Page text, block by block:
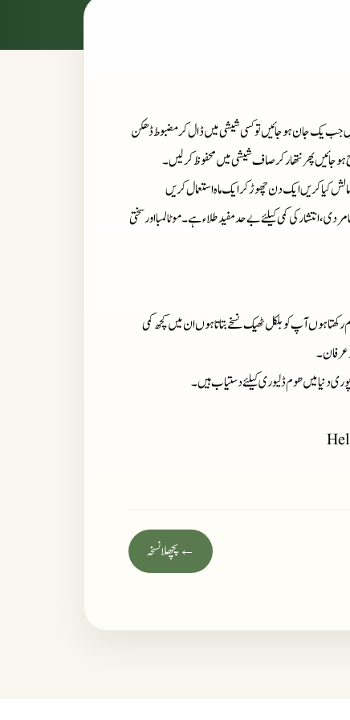
جب یک جان ہوجائیں تو کسی شیشی میں ڈال کر مضبوط ڈھکن
کریں ایک دن چھوڑ کر ایک ماہ استعمال کریں
انتشار کی کمی کیلئے بےحد مفید طلاء ہے۔موٹا لمبا اور سختی
ہوں آپ کو بلکل ٹھیک نسخے بتاتا ہوں ان میں کچھ کمی
عرفان۔
دنیا میں ھوم ڈلیوری کیلئے دستیاب ہیں۔
← پچھلا نسخہ